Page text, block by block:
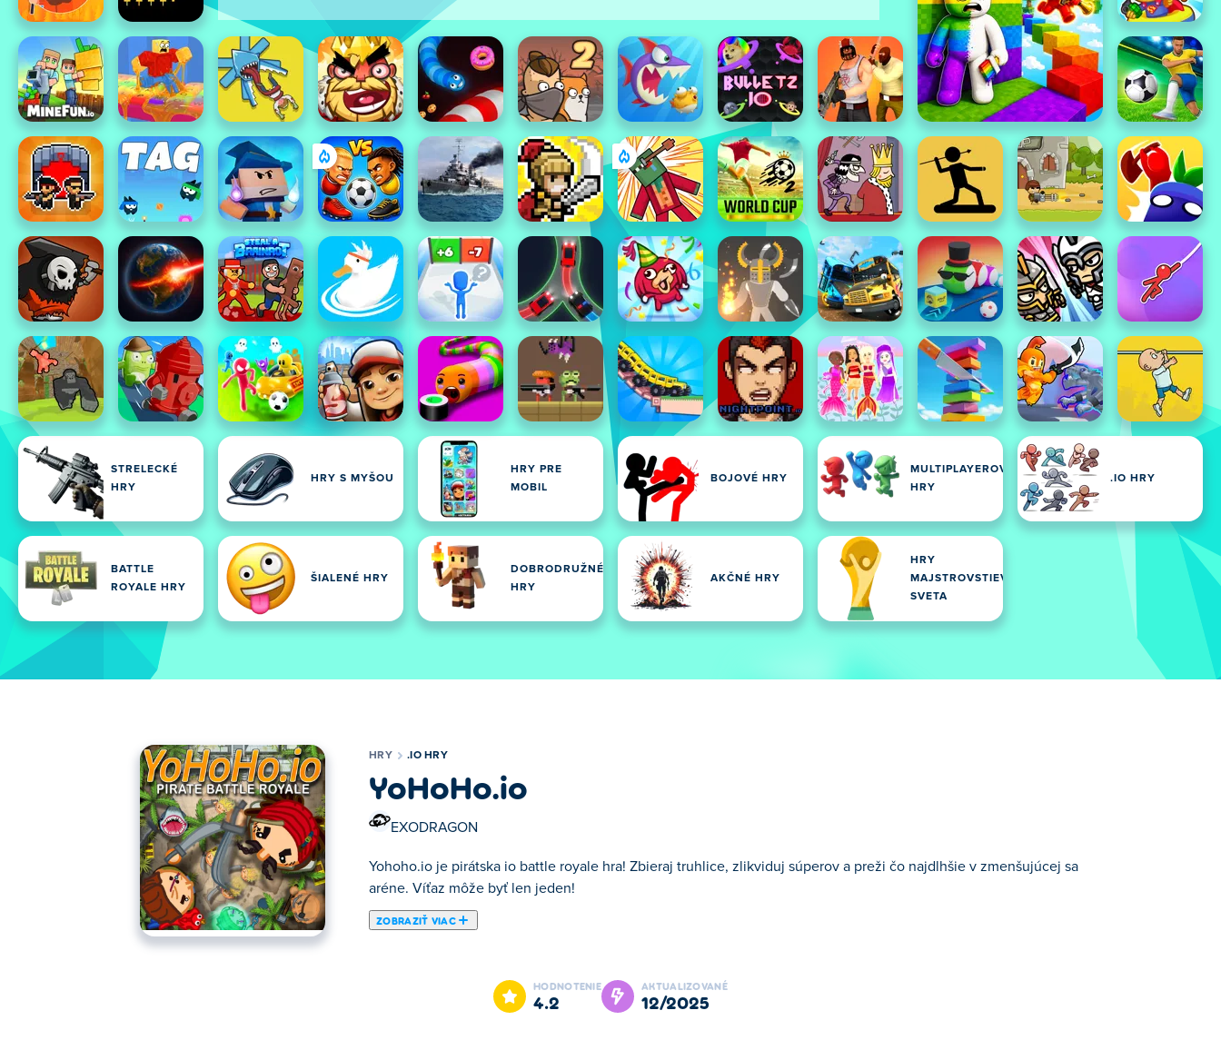
STRELECKÉ
HRY
HRY S MYŠOU
HRY PRE
MOBIL
BOJOVÉ HRY
MULTIPLAYEROVÉ
HRY
.IO HRY
BATTLE
ROYALE HRY
ŠIALENÉ HRY
DOBRODRUŽNÉ
HRY
AKČNÉ HRY
HRY
MAJSTROVSTIEV
SVETA
HRY .IO HRY
YoHoHo.io
EXODRAGON
Yohoho.io je pirátska io battle royale hra! Zbieraj truhlice, zlikviduj súperov a preži čo najdlhšie v zmenšujúcej sa
aréne. Víťaz môže byť len jeden!
ZOBRAZIŤ VIAC
Tu si môžete zahrať YoHoHo.io. YoHoHo.io je jednou z našich vybraných .io hry.
HODNOTENIE
4.2
AKTUALIZOVANÉ
12/2025